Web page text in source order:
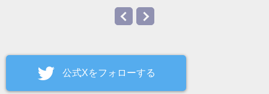
公式Xをフォローする